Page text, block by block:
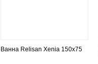
Ванна Relisan Xenia 150x75